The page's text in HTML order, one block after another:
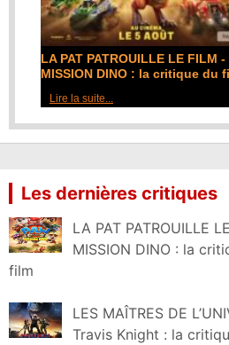
LA PAT PATROUILLE LE FILM -
MISSION DINO : la critique du
Lire la suite...
Les dernières critiques
LA PAT PATROUILLE
MISSION DINO : la
film
LES MAÎTRES DE
Travis Knight : la